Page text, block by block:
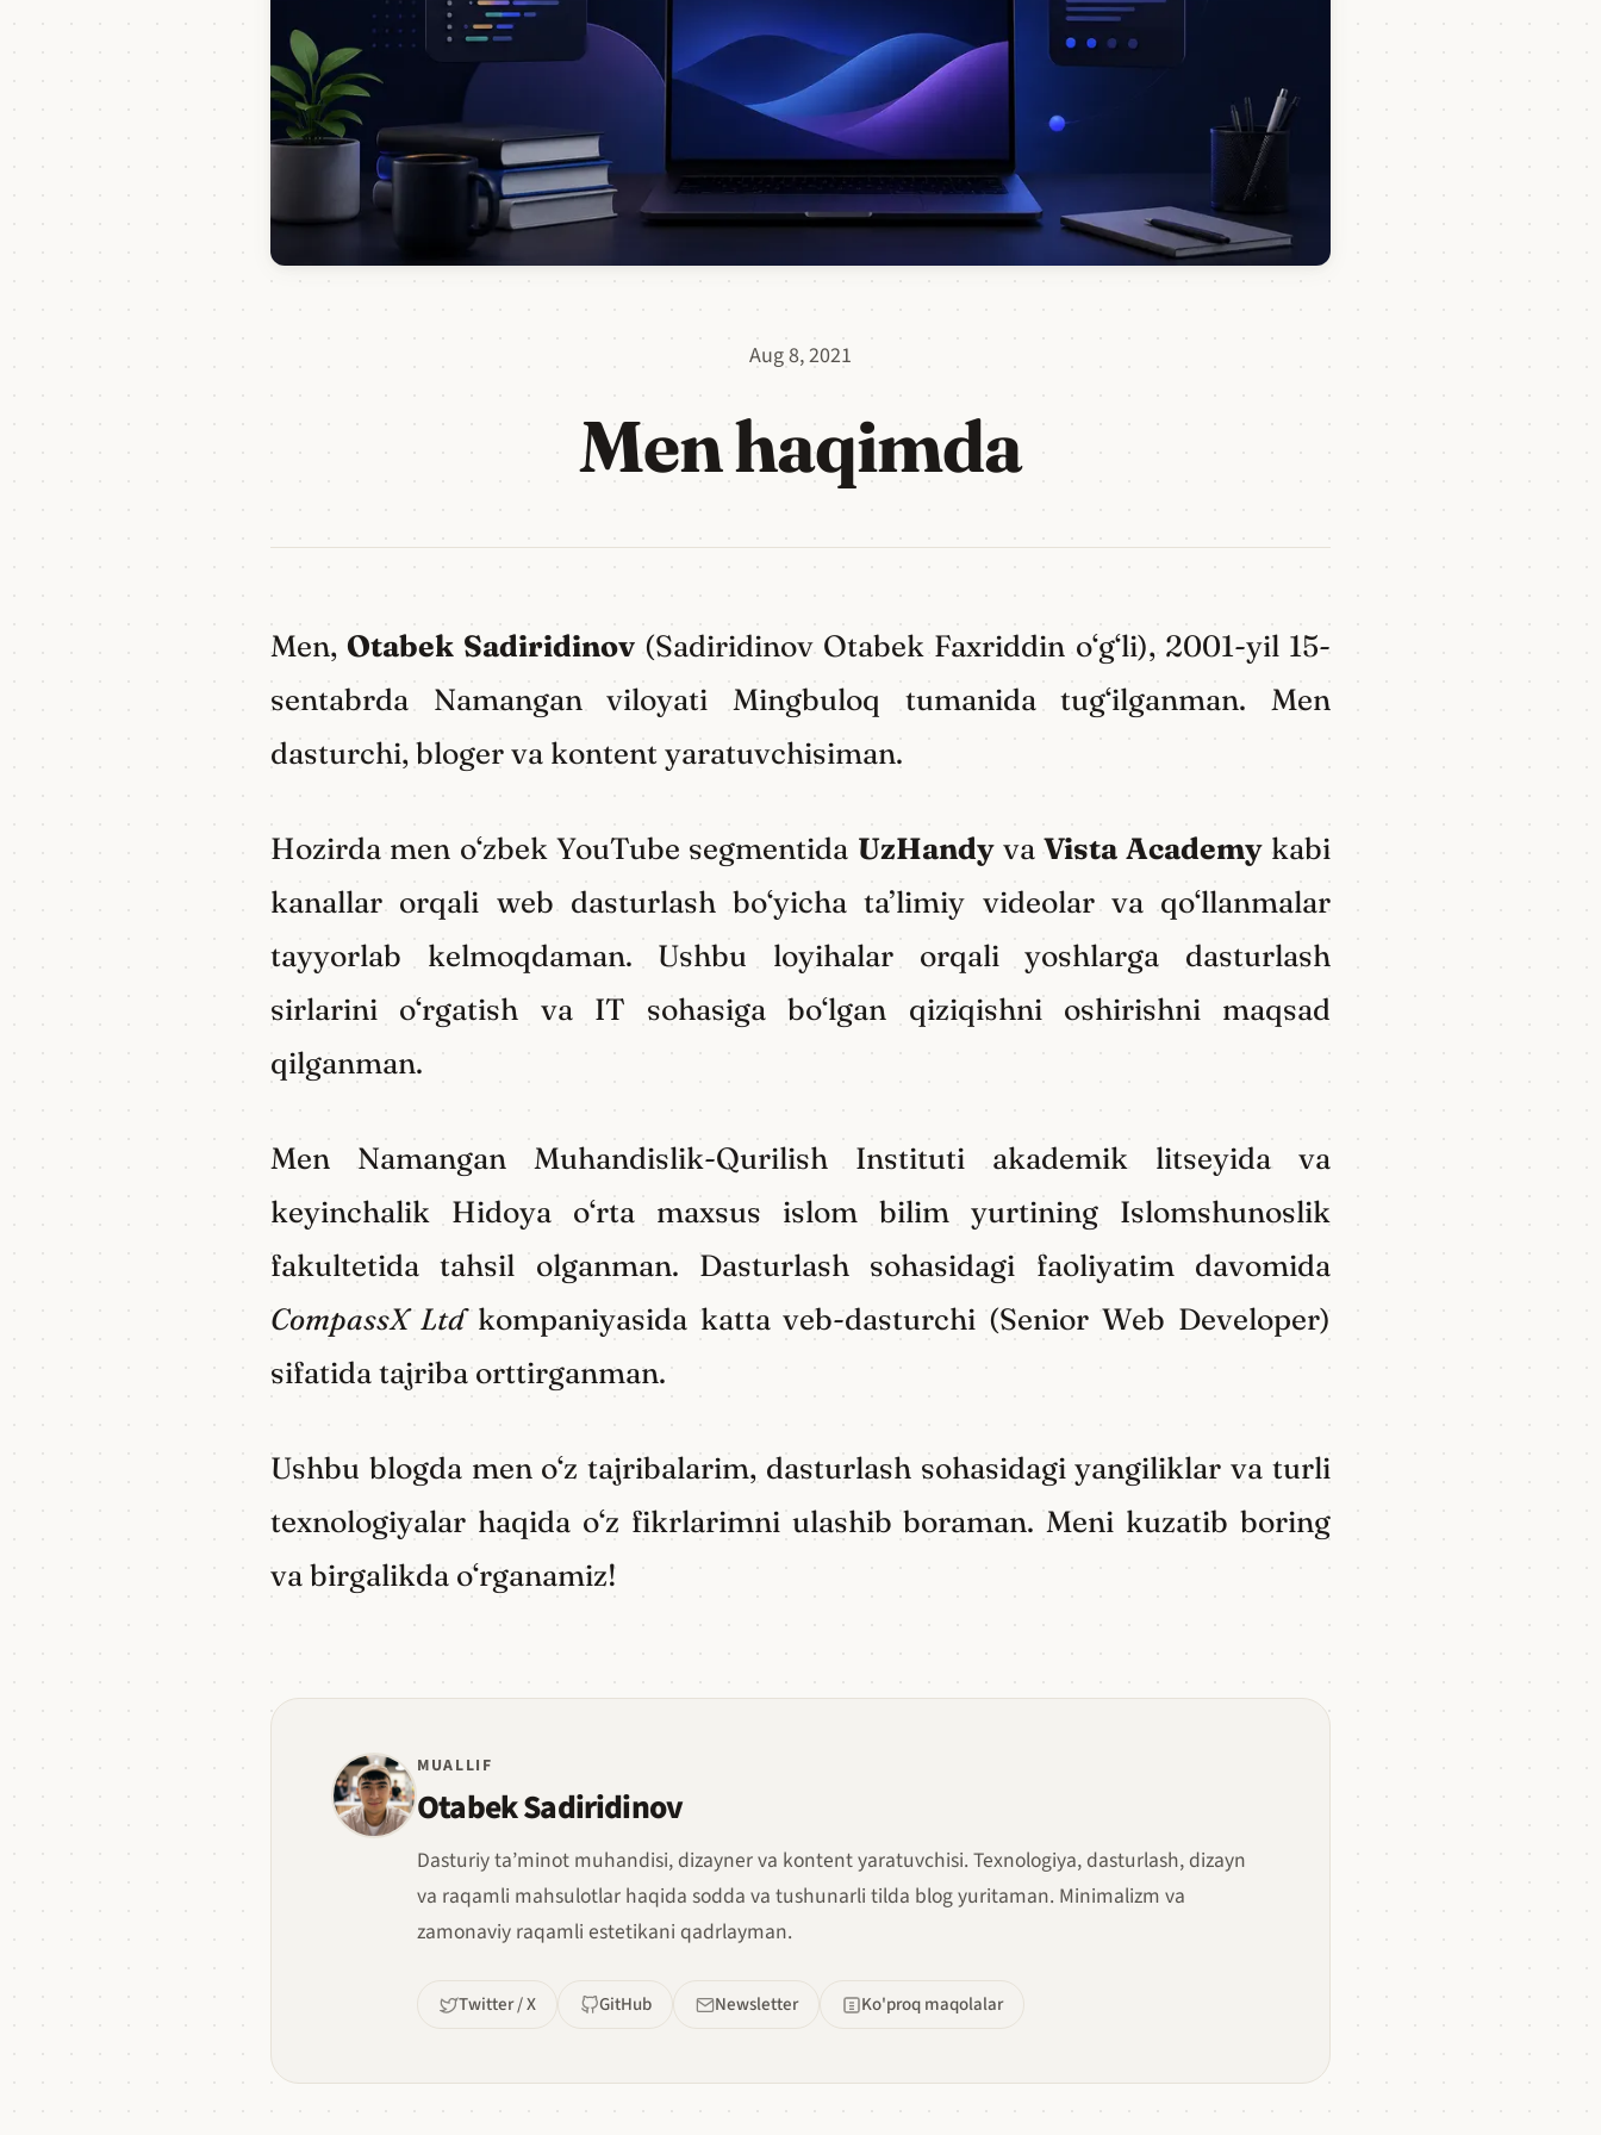
Aug 8, 2021
Men haqimda
Men,Otabek Sadiridinov(Sadiridinov Otabek Faxriddin o‘g‘li), 2001-yil 15-
sentabrda Namangan viloyati Mingbuloq tumanida tug‘ilganman. Men
dasturchi, bloger va kontent yaratuvchisiman.
Hozirda men o‘zbek YouTube segmentida UzHandyvaVista Academykabi
kanallar orqali web dasturlash bo‘yicha ta’limiy videolar va qo‘llanmalar
tayyorlab kelmoqdaman. Ushbu loyihalar orqali yoshlarga dasturlash
sirlarini o‘rgatish va IT sohasiga bo‘lgan qiziqishni oshirishni maqsad
qilganman.
Men Namangan Muhandislik-Qurilish Instituti akademik litseyida va
keyinchalik Hidoya o‘rta maxsus islom bilim yurtining Islomshunoslik
fakultetida tahsil olganman. Dasturlash sohasidagi faoliyatim davomida
CompassX Ltdkompaniyasida katta veb-dasturchi (Senior Web Developer)
sifatida tajriba orttirganman.
Ushbu blogda men o‘z tajribalarim, dasturlash sohasidagi yangiliklar va turli
texnologiyalar haqida o‘z fikrlarimni ulashib boraman. Meni kuzatib boring
va birgalikda o‘rganamiz!
MUALLIF
Otabek Sadiridinov
Dasturiy ta’minot muhandisi, dizayner va kontent yaratuvchisi. Texnologiya, dasturlash, dizayn
va raqamli mahsulotlar haqida sodda va tushunarli tilda blog yuritaman. Minimalizm va
zamonaviy raqamli estetikani qadrlayman.
Twitter / X GitHub Newsletter Ko'proq maqolalar